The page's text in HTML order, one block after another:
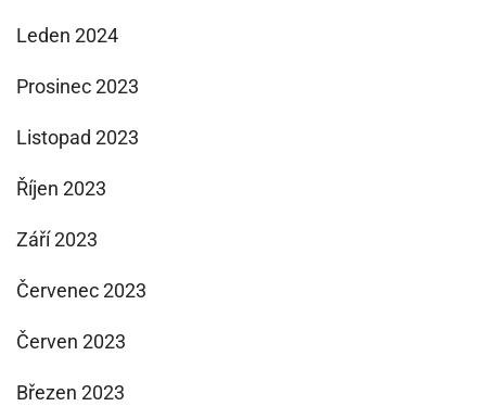
Leden 2024
Prosinec 2023
Listopad 2023
Říjen 2023
Září 2023
Červenec 2023
Červen 2023
Březen 2023